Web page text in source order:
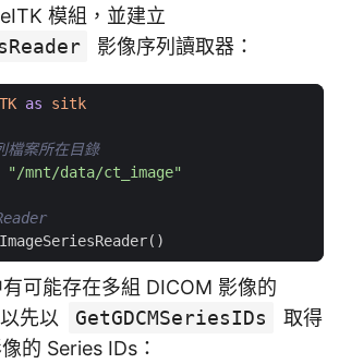
模組，並建立
影像序列讀取器：
as sitk
檔案所在目錄
"/mnt/data/ct_image"
ImageSeriesReader()
可能存在多組 DICOM 影像的
先以
GetGDCMSeriesIDs
取得
的 Series IDs：